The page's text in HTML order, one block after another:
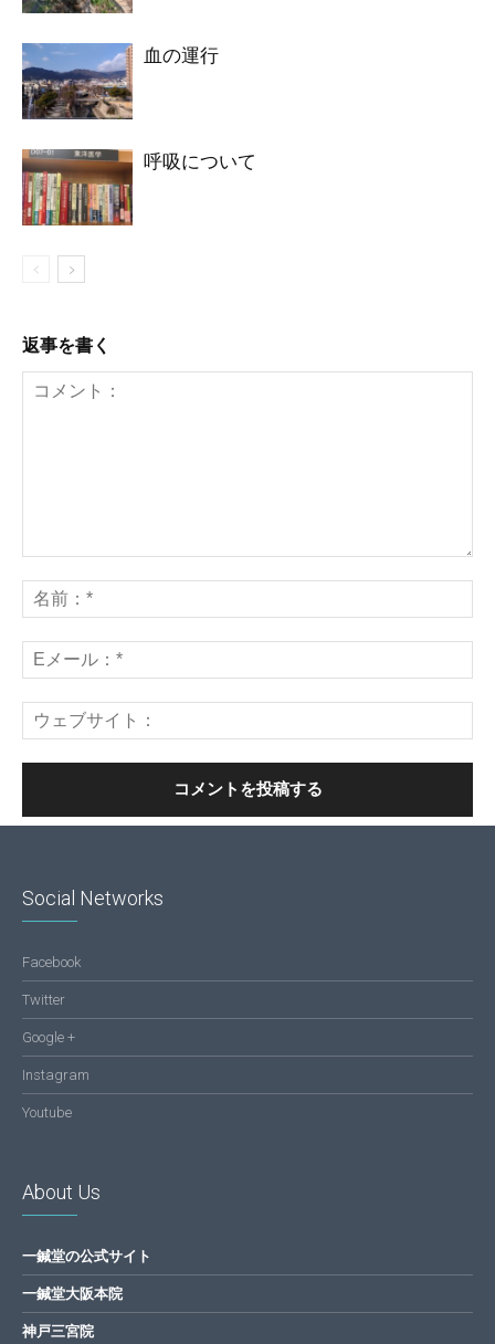
血の運行
呼吸について
返事を書く
Social Networks
Facebook
Twitter
Google +
Instagram
Youtube
About Us
一鍼堂の公式サイト
一鍼堂大阪本院
神戸三宮院